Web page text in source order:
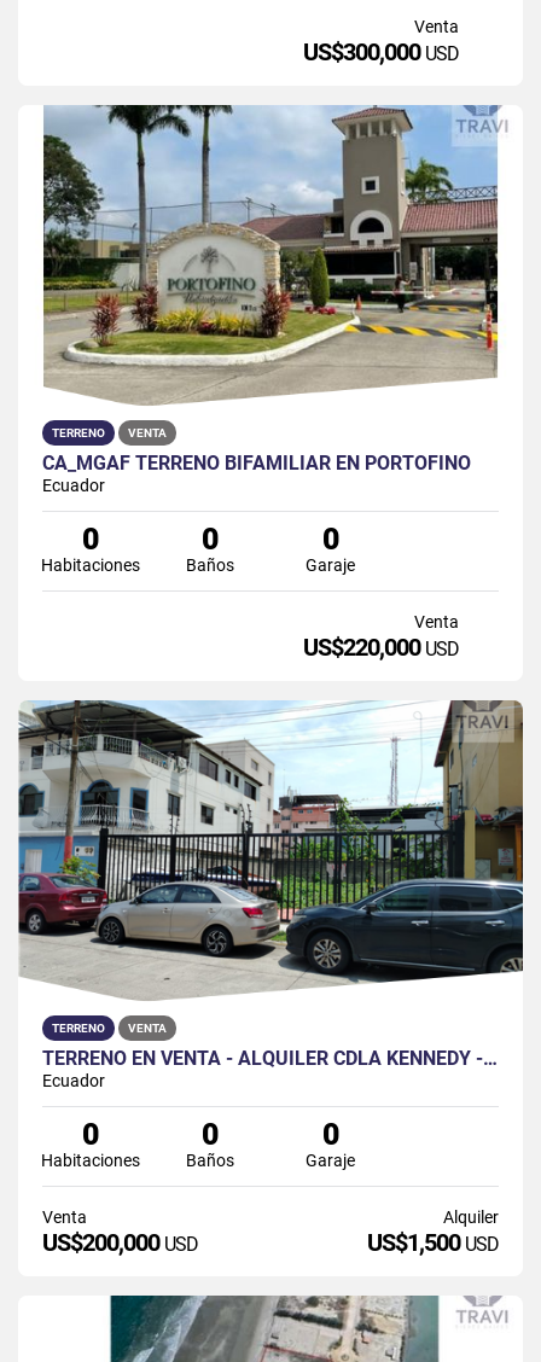
Venta
US$300,000 USD
TERRENO VENTA
CA_MGAF TERRENO BIFAMILIAR EN PORTOFINO
Ecuador
0
Habitaciones
0
Baños
0
Garaje
Venta
US$220,000 USD
TERRENO VENTA
TERRENO EN VENTA - ALQUILER CDLA KENNEDY - GUAYAQUIL
Ecuador
0
Habitaciones
0
Baños
0
Garaje
Venta
US$200,000 USD
Alquiler
US$1,500 USD